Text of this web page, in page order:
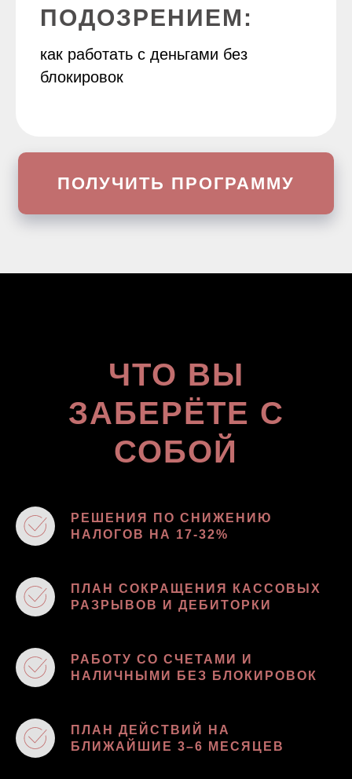
ПОДОЗРЕНИЕМ:
как работать с деньгами без
блокировок
ПОЛУЧИТЬ ПРОГРАММУ
ЧТО ВЫ
ЗАБЕРЁТЕ С
СОБОЙ
РЕШЕНИЯ ПО СНИЖЕНИЮ
НАЛОГОВ НА 17-32%
ПЛАН СОКРАЩЕНИЯ КАССОВЫХ
РАЗРЫВОВ И ДЕБИТОРКИ
РАБОТУ СО СЧЕТАМИ И
НАЛИЧНЫМИ БЕЗ БЛОКИРОВОК
ПЛАН ДЕЙСТВИЙ НА
БЛИЖАЙШИЕ 3–6 МЕСЯЦЕВ